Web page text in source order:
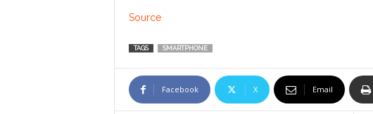
Source
TAGS SMARTPHONE
Facebook X Email